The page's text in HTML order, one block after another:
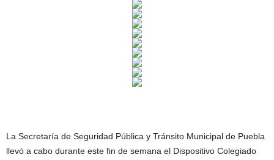
La Secretaría de Seguridad Pública y Tránsito Municipal de Puebla
llevó a cabo durante este fin de semana el Dispositivo Colegiado